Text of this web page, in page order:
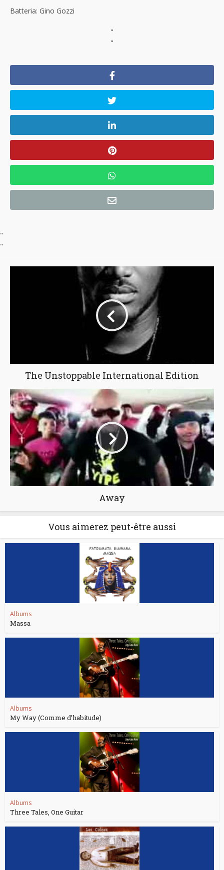
Batteria: Gino Gozzi
"
"
"
"
The Unstoppable International Edition
Away
Vous aimerez peut-être aussi
Albums
Massa
Albums
My Way (Comme d’habitude)
Albums
Three Tales, One Guitar